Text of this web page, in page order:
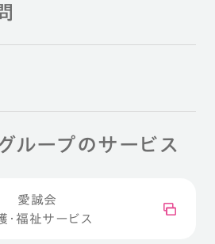
ループのサービス
愛誠会
・福祉サービス